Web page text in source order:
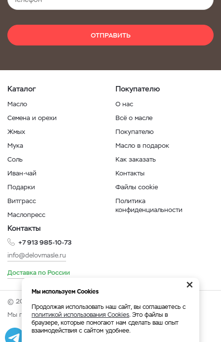
ОТПРАВИТЬ
Каталог
Масло
Семена и орехи
Жмых
Мука
Соль
Иван-чай
Подарки
Витграсс
Маслопресс
Покупателю
О нас
Всё о масле
Покупателю
Масло в подарок
Как заказать
Контакты
Файлы cookie
Политика
конфиденциальности
Контакты
+7 913 985-10-73
info@delovmasle.ru
Доставка по России
© 2026 Интернет-магазин "Дело в масле".
Мы принимаем:
Разработка Веб-аналитика
×
Мы используем Cookies
Продолжая использовать наш сайт, вы соглашаетесь с
политикой использования Cookies. Это файлы в
браузере, которые помогают нам сделать ваш опыт
взаимодействия с сайтом удобнее.